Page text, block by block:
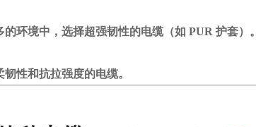
中，选择超强韧性的电缆（如 PUR 护套）。
抗拉强度的电缆。